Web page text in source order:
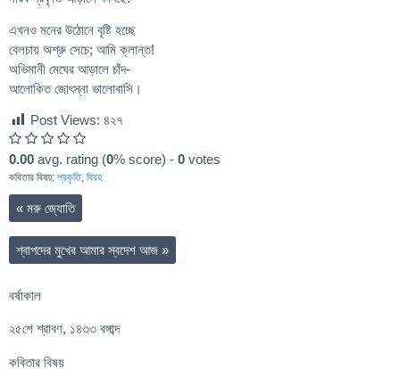
এখনও মনের উঠোনে বৃষ্টি হচ্ছে
বেলচায় অশ্রু সেচে; আমি ক্লান্ত!
অভিমানী মেঘের আড়ালে চাঁদ-
আলোকিত জোৎস্না ভালোবাসি।
Post Views: ৪২৭
0.00 avg. rating (0% score) - 0 votes
কবিতার বিষয়: প্রকৃতি, বিরহ
« মরু জ্যোতি
শ্বাপদের মুখের আমার স্বদেশ আজ »
বর্ষাকাল
২৫শে শ্রাবণ, ১৪৩৩ বঙ্গাব্দ
কবিতার বিষয়